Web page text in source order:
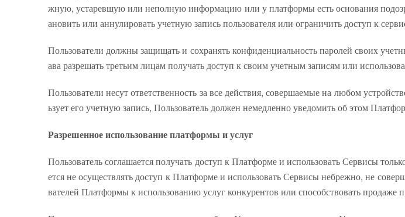
жную, устаревшую или неполную информацию или у платформы есть основания
ановить или аннулировать учетную запись пользователя или ограничить доступ к
Пользователи должны защищать и сохранять конфиденциальность паролей своих
ава разрешать третьим лицам получать доступ к своим учетным записям или
Пользователи несут ответственность за все действия, совершаемые на любом
ьзует его учетную запись, Пользователь должен немедленно уведомить об этом
Разрешенное использование платформы и услуг
Пользователь соглашается получать доступ к Платформе и использовать Сервисы
ется не осуществлять доступ к Платформе и использовать Сервисы небрежно, не
вателей Платформы к использованию услуг конкурентов или способствовать продаже